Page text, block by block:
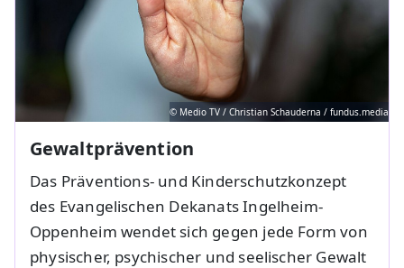
© Medio TV / Christian Schauderna / fundus.media
Gewaltprävention
Das Präventions- und Kinderschutzkonzept
des Evangelischen Dekanats Ingelheim-
Oppenheim wendet sich gegen jede Form von
physischer, psychischer und seelischer Gewalt